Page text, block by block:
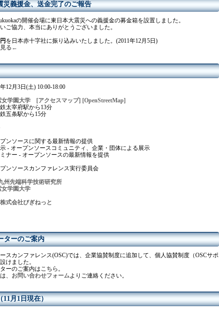
災義援金、送金完了のご報告
の開催会場に東日本大震災への義援金の募金箱を設置しました。
ご協力、本当にありがとうございました。
を日本赤十字社に振り込みいたしました。(2011年12月5日)
る←
年12月3日(土) 10:00-18:00
女学園大学 [アクセスマップ] [OpenStreetMap]
宰府駅から13分
条駅から15分
プンソースに関する最新情報の提供
ープンソースコミュニティ、企業・団体による展示
- オープンソースの最新情報を提供
プンソースカンファレンス実行委員会
州先端科学技術研究所
女学園大学
株式会社びぎねっと
ターのご案内
スカンファレンス(OSC)では、企業協賛制度に追加して、個人協賛制度（OSCサポ
けました。
ーのご案内はこちら。
、 お問い合わせフォームよりご連絡ください。
11月1日現在）